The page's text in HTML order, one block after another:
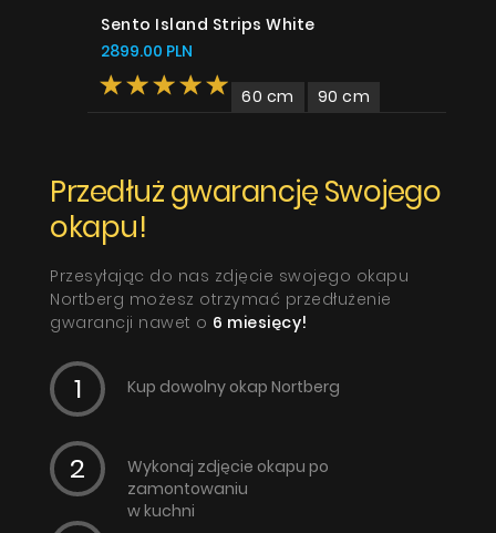
Sento Island Strips White
2899.00 PLN
60 cm 90 cm
Przedłuż gwarancję Swojego
okapu!
Przesyłając do nas zdjęcie swojego okapu
Nortberg możesz otrzymać przedłużenie
gwarancji nawet o 6 miesięcy!
Kup dowolny okap Nortberg
Wykonaj zdjęcie okapu po
zamontowaniu
w kuchni